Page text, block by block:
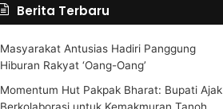
Berita Terbaru
Masyarakat Antusias Hadiri Panggung
Hiburan Rakyat ‘Oang-Oang’
Momentum Hut Pakpak Bharat: Bupati Ajak
Berkolaborasi untuk Kemakmuran Tanoh